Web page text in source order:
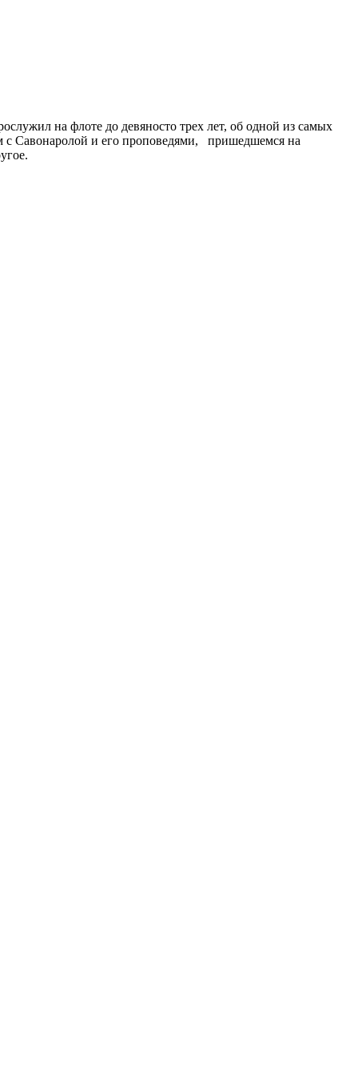
на флоте до девяносто трех лет, об одной из самых
с Савонаролой и его проповедями, пришедшемся на